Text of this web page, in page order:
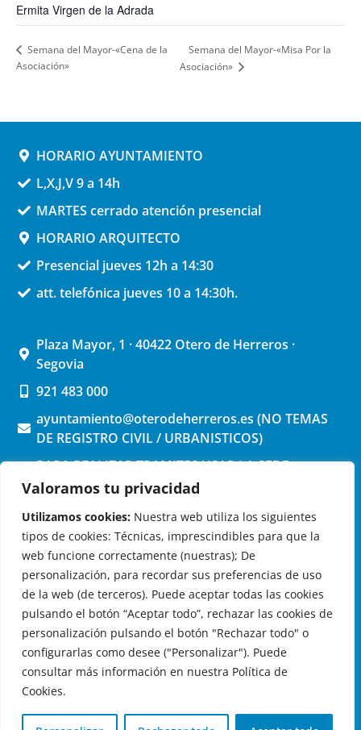
Valoramos tu privacidad
Utilizamos cookies: Nuestra web utiliza los siguientes
tipos de cookies: Técnicas, imprescindibles para que la
web funcione correctamente (nuestras); De
personalización, para recordar sus preferencias de uso
de la web (de terceros). Puede aceptar todas las cookies
pulsando el botón “Aceptar todo”, rechazar las cookies de
personalización pulsando el botón "Rechazar todo" o
configurarlas como desee ("Personalizar"). Puede
consultar más información en nuestra Política de
Cookies.
Ermita Virgen de la Adrada
Semana del Mayor-«Cena de la
Asociación»
Semana del Mayor-«Misa Por la
Asociación»
HORARIO AYUNTAMIENTO
L,X,J,V 9 a 14h
MARTES cerrado atención presencial
HORARIO ARQUITECTO
Presencial jueves 12h a 14:30
att. telefónica jueves 10 a 14:30h.
Plaza Mayor, 1 · 40422 Otero de Herreros ·
Segovia
921 483 000
ayuntamiento@oterodeherreros.es (NO TEMAS
DE REGISTRO CIVIL / URBANISTICOS)
PARA REALIZAR TRAMITES USAR LA SEDE
ELECTRONICA (pinchar aquí)
OTERO DE HERREROS EN LAS REDES
© 2026 Ayuntamiento de Otero de Herreros
Aviso Legal|Política de Privacidad|Política de Cookies|